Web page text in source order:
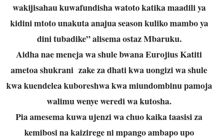
wakijisahau kuwafundisha watoto katika maadili ya
kidini mtoto unakuta anajua season kuliko mambo ya
dini tubadike” alisema ostaz Mbaruku.
Aidha nae meneja wa shule bwana Eurojius Katiti
ametoa shukrani zake za dhati kwa uongizi wa shule
kwa kuendelea kuboreshwa kwa miundombinu pamoja
walimu wenye weredi wa kutosha.
Pia amesema kuwa ujenzi wa chuo kaika taasisi za
kemibosi na kaizirege ni mpango ambapo upo